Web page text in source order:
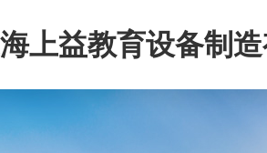
上益教育设备制